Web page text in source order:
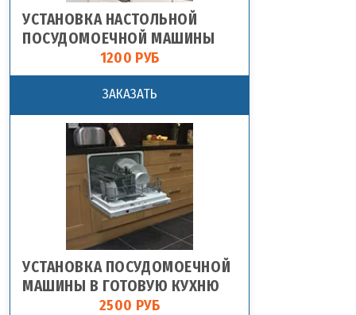
УСТАНОВКА НАСТОЛЬНОЙ
ПОСУДОМОЕЧНОЙ МАШИНЫ
1200 РУБ
ЗАКАЗАТЬ
УСТАНОВКА ПОСУДОМОЕЧНОЙ
МАШИНЫ В ГОТОВУЮ КУХНЮ
2500 РУБ